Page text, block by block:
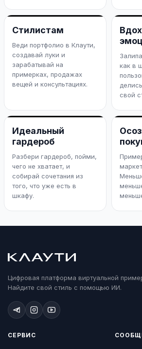
Стилистам
Веди портфолио в Клаути,
создавай луки и
зарабатывай на
примерках, продажах
вещей и консультациях.
как в
свой
Идеальный
гардероб
Разбери гардероб, пойми,
чего не хватает, и
собирай сочетания из
того, что уже есть в
шкафу.
Цифровая платформа виртуальной
Найдите свой стиль с помощью ИИ.
СЕРВИС